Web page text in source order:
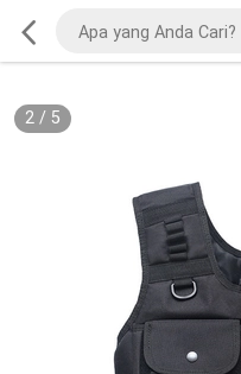
2/ 5